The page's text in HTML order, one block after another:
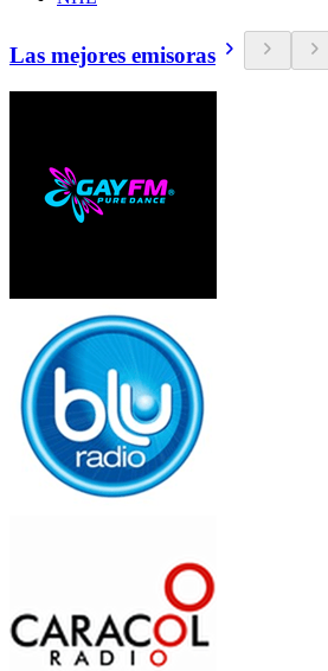
Las mejores emisoras